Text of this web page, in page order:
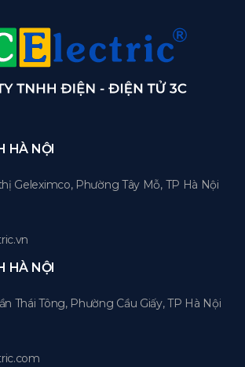
HÀ NỘI
Geleximco, Phường Tây Mỗ, TP Hà Nội
HÀ NỘI
Thái Tông, Phường Cầu Giấy, TP Hà Nội